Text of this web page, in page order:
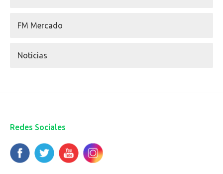
FM Mercado
Noticias
Redes Sociales